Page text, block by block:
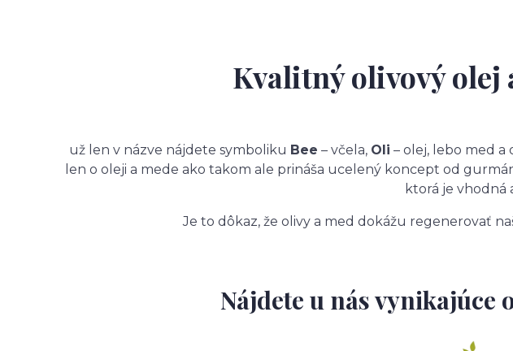
Kvalitný olivový olej
už len v názve nájdete symboliku Bee – včela, Oli – olej, lebo med
len o oleji a mede ako takom ale prináša ucelený koncept od
ktorá je vhodná
Je to dôkaz, že olivy a med dokážu regenerovať
Nájdete u nás vynikajúce